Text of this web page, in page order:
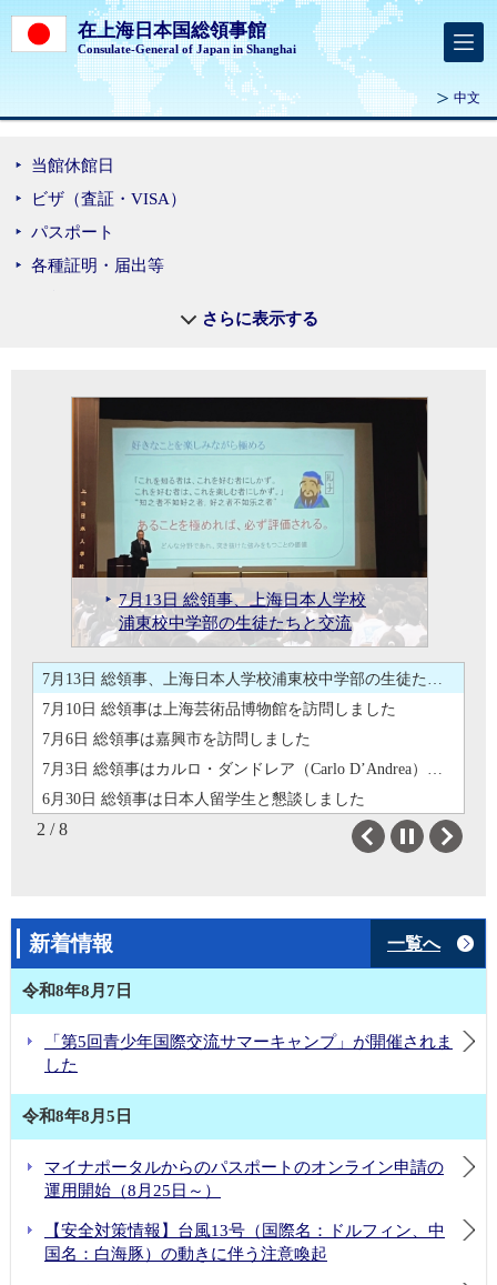
在上海日本国総領事館
Consulate-General of Japan in Shanghai
中文
さらに表示する
当館休館日
ビザ（査証・VISA）
パスポート
各種証明・届出等
領事出張サービス
安全の手引き
7月23日 総領事は書道・篆刻家の
師村妙石氏と懇談しました
7月13日 総領事、上海日本人学校
浦東校中学部の生徒たちと交流
7月10日 総領事は上海芸術品博物
館を訪問しました
7月6日 総領事は嘉興市を訪問しま
した
7月3日 総領事はカルロ・ダンドレ
ア（Carlo D’Andrea）中国EU商会
副会頭、上海支部主席と懇談しま
した
6月30日 総領事は日本人留学生と
懇談しました
6月27日 総領事は「2026年 上海・
大阪交流少年サッカー教室」を参
観し挨拶しました
6月26日 総領事は第28回華東地域
日商倶楽部懇談会に出席しました
7月6日 総領事は嘉興市を訪問しました
6月30日 総領事は日本人留学生と懇談しました
7月23日 総領事は書道・篆刻家の師村妙石氏と懇談しました
7月10日 総領事は上海芸術品博物館を訪問しました
7月6日 総領事は嘉興市を訪問しました
6月30日 総領事は日本人留学生と懇談しました
6月27日 総領事は「2026年 上海・大阪交流少年サッカー教室」を参観し挨拶しました
6月26日 総領事は第28回華東地域日商倶楽部懇談会に出席しました
7月13日 総領事、上海日本人学校浦東校中学部の生徒たちと交流
7月10日 総領事は上海芸術品博物館を訪問しました
7月6日 総領事は嘉興市を訪問しました
6月30日 総領事は日本人留学生と懇談しました
6月26日 総領事は第28回華東地域日商倶楽部懇談会に出席しました
2 / 8 Previous Next
新着情報 一覧へ
令和8年8月7日
「第5回青少年国際交流サマーキャンプ」が開催されま
した
令和8年8月5日
マイナポータルからのパスポートのオンライン申請の
運用開始（8月25日～）
【安全対策情報】台風13号（国際名：ドルフィン、中
国名：白海豚）の動きに伴う注意喚起